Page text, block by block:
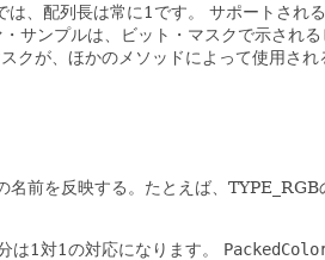
、配列長は常に1です。
サポートされ
サンプルは、ビット・マスクで示され
クが、ほかのメソッドによって使用さ
名前を反映する。たとえば、
は1対1の対応になります。